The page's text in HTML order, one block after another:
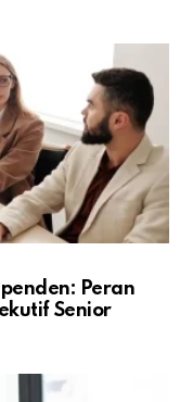
Peran
Senior